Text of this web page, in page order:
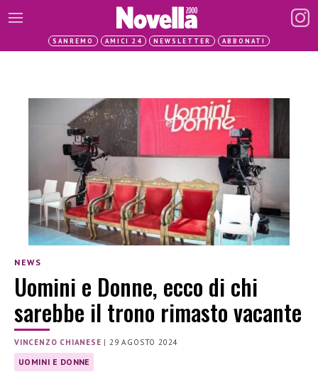
SANREMO AMICI 24 NEWSLETTER ABBONATI
NEWS
Uomini e Donne, ecco di chi
sarebbe il trono rimasto vacante
VINCENZO CHIANESE |29 AGOSTO 2024
UOMINI E DONNE